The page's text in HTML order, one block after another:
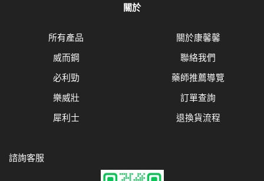
關於
所有產品
威而鋼
必利勁
樂威壯
犀利士
關於康馨馨
聯絡我們
藥師推薦導覽
訂單查詢
退換貨流程
諮詢客服